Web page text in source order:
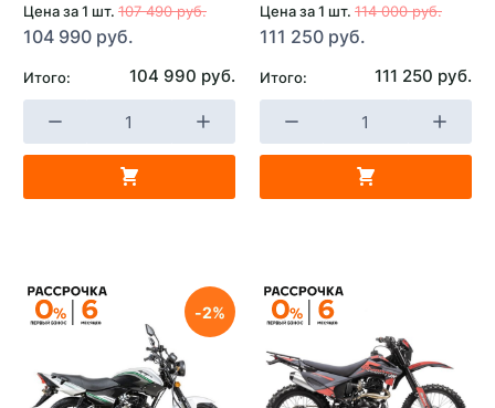
Цена за 1 шт. 107 490 руб.
104 990 руб.
Итого: 104 990 руб.
Цена за 1 шт. 114 000 руб.
111 250 руб.
Итого: 111 250 руб.
2